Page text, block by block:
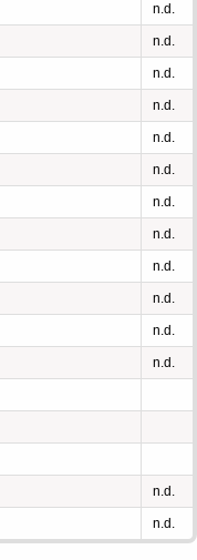
n.d.
n.d.
n.d.
n.d.
n.d.
n.d.
n.d.
n.d.
n.d.
n.d.
n.d.
n.d.
n.d.
n.d.